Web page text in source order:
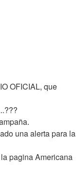
OFICIAL, que
una alerta para la
pagina Americana